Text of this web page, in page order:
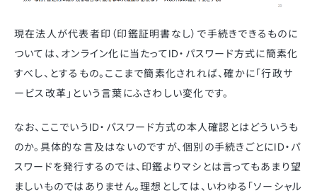
現在法人が代表者印（印鑑証明書なし）で手続きできるものに
ついては、オンライン化に当たってID・パスワード方式に簡素化
すべし、とするもの。ここまで簡素化されれば、確かに「行政サ
ービス改革」という言葉にふさわしい変化です。
なお、ここでいうID・パスワード方式の本人確認とはどういうも
のか。具体的な言及はないのですが、個別の手続きごとにID・パ
スワードを発行するのでは、印鑑よりマシとは言ってもあまり望
ましいものではありません。理想としては、いわゆる「ソーシャル